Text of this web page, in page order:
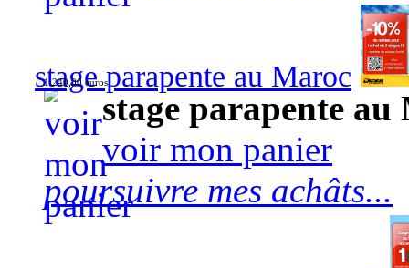
stage parapente au Maroc
1 240,00 euros
stage parapente au
voir mon panier
poursuivre mes achâts...